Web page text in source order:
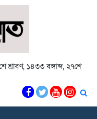
শ্রাবণ, ১৪৩৩ বঙ্গাব্দ, ২৭শে